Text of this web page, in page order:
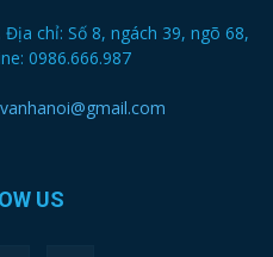
Địa chỉ: Số 8, ngách 39, ngõ 68,
0986.666.987
US